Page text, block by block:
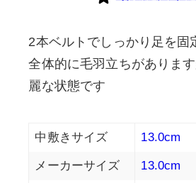
2本ベルトでしっかり足を固
全体的に毛羽立ちがありま
麗な状態です
中敷きサイズ 13.0cm
メーカーサイズ 13.0cm